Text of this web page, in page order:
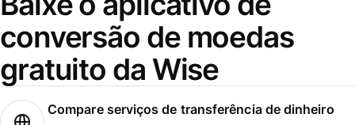
conversão de moedas
gratuito da Wise
Compare serviços de transferência de dinheiro